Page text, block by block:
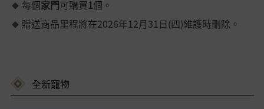
每個家門可購買1個。
贈送商品里程將在2026年12月31日(四)維護時刪除。
全新寵物